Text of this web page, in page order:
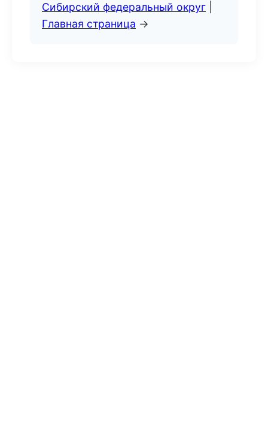
Сибирский федеральный округ
Главная страница →